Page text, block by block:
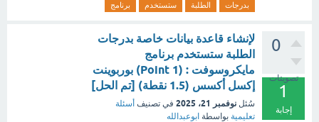
بدرجات
الطلبة ستستخدم برنامج
0
تصويتات
1
إجابة
لإنشاء قاعدة بيانات خاصة بدرجات
الطلبة ستستخدم برنامج
مايكروسوفت : (1 Point) بوربوينت
إكسل أكسس (1.5 نقطة) [تم الحل]
سُئل نوفمبر 21، 2025 في تصنيف أسئلة
تعليمية بواسطة ابوعبدالله